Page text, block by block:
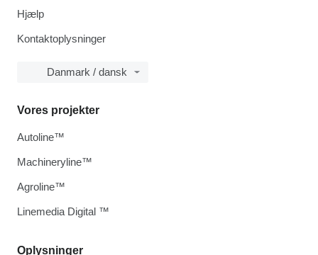
Hjælp
Kontaktoplysninger
Danmark / dansk
Oplysninger
Vores projekter
Autoline™
Machineryline™
Agroline™
Linemedia Digital ™